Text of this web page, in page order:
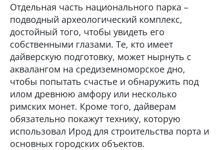
Отдельная часть национального парка –
подводный археологический комплекс,
достойный того, чтобы увидеть его
собственными глазами. Те, кто имеет
дайверскую подготовку, может нырнуть с
аквалангом на средиземноморское дно,
чтобы попытать счастье и обнаружить под
илом древнюю амфору или несколько
римских монет. Кроме того, дайверам
обязательно покажут технику, которую
использовал Ирод для строительства порта и
основных городских объектов.